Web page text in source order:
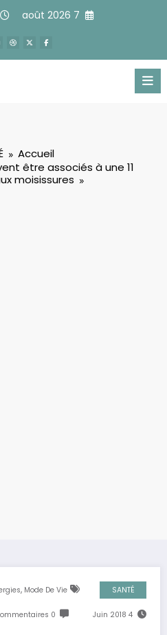
7 août 2026
Accueil
être associés à une
moisissures
SANTÉ
, Mode De Vie
4 Juin 2018
0 Commentaires